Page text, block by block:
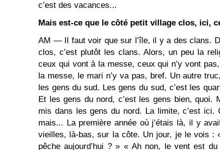
c’est des vacances...
Mais est-ce que le côté petit village clos, ici,
AM ― Il faut voir que sur l’île, il y a des clans.
clos, c’est plutôt les clans. Alors, un peu la
ceux qui vont à la messe, ceux qui n’y vont
la messe, le mari n’y va pas, bref. Un autre
les gens du sud. Les gens du sud, c’est les
Et les gens du nord, c’est les gens bien, quoi.
mis dans les gens du nord. La limite, c’est ici.
mais... La première année où j’étais là, il y
vieilles, là-bas, sur la côte. Un jour, je le vois :
pêche aujourd’hui ? » « Ah non, le vent est